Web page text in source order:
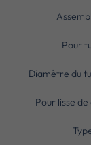
Pour
Diamètre du
Pour lisse